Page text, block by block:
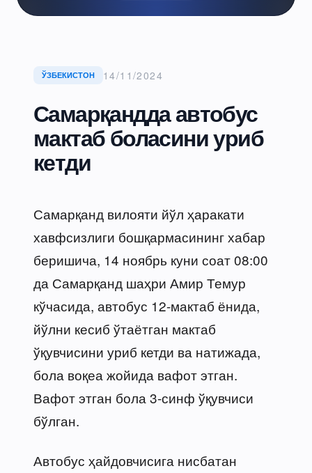
ЎЗБЕКИСТОН 14/11/2024
Самарқандда автобус
мактаб боласини уриб
кетди
Самарқанд вилояти йўл ҳаракати
хавфсизлиги бошқармасининг хабар
беришича, 14 ноябрь куни соат 08:00
да Самарқанд шаҳри Амир Темур
кўчасида, автобус 12-мактаб ёнида,
йўлни кесиб ўтаётган мактаб
ўқувчисини уриб кетди ва натижада,
бола воқеа жойида вафот этган.
Вафот этган бола 3-синф ўқувчиси
бўлган.
Автобус ҳайдовчисига нисбатан